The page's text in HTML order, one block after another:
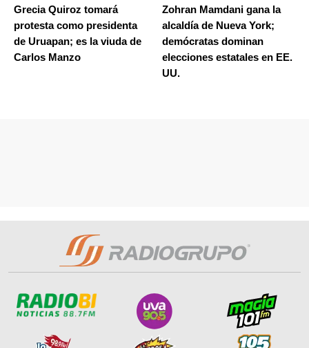
Grecia Quiroz tomará
protesta como presidenta
de Uruapan; es la viuda de
Carlos Manzo
Zohran Mamdani gana la
alcaldía de Nueva York;
demócratas dominan
elecciones estatales en EE.
UU.